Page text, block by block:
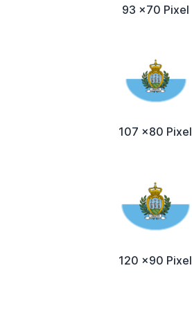
93 x70 Pixel
107 x80 Pixel
120 x90 Pixel